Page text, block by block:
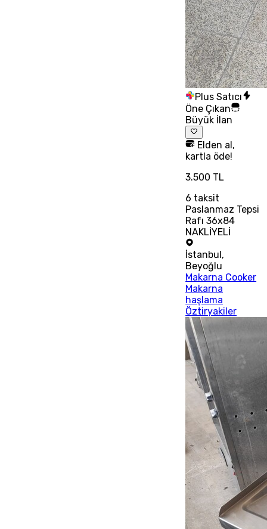
Plus Satıcı
Öne Çıkan
Büyük İlan
Elden al,
kartla öde!
3.500 TL
6 taksit
Paslanmaz Tepsi
Rafı 36x84
NAKLİYELİ
İstanbul,
Beyoğlu
Makarna Cooker
Makarna
haşlama
Öztiryakiler